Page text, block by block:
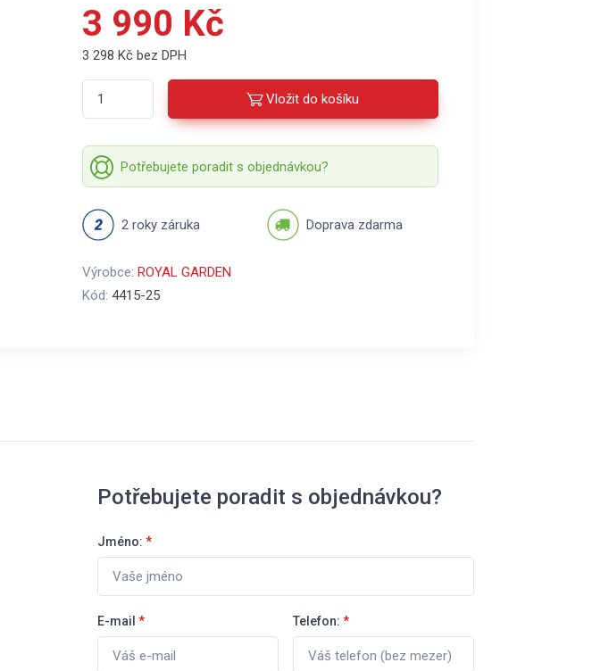
3 990 Kč
3 298 Kč bez DPH
Vložit do košíku
Potřebujete poradit s objednávkou?
2 roky záruka Doprava zdarma
Výrobce: ROYAL GARDEN
Kód: 4415-25
Potřebujete poradit s objednávkou?
Jméno: *
E-mail * Telefon: *